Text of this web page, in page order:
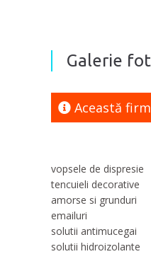
Galerie
Această
vopsele de dispresie
tencuieli decorative
amorse si grunduri
emailuri
solutii antimucegai
solutii hidroizolante